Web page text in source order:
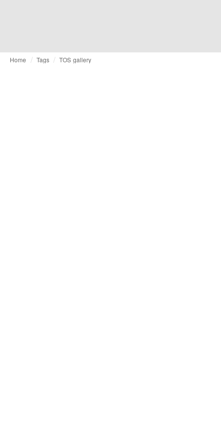
Home Tags TOS gallery